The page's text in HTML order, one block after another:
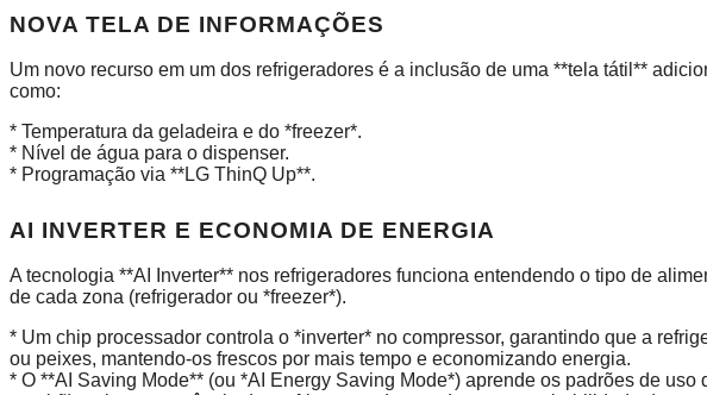
NOVA TELA DE INFORMAÇÕES
Um novo recurso em um dos refrigeradores é a inclusão de uma **tela tátil**
como:
* Temperatura da geladeira e do *freezer*.
* Nível de água para o dispenser.
* Programação via **LG ThinQ Up**.
AI INVERTER E ECONOMIA DE ENERGIA
A tecnologia **AI Inverter** nos refrigeradores funciona entendendo o tipo de
de cada zona (refrigerador ou *freezer*).
* Um chip processador controla o *inverter* no compressor, garantindo que a
ou peixes, mantendo-os frescos por mais tempo e economizando energia.
* O **AI Saving Mode** (ou *AI Energy Saving Mode*) aprende os padrões de uso